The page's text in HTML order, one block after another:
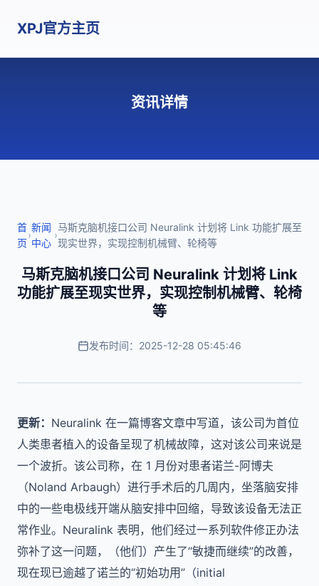
XPJ官方主页
资讯详情
首
页
›
新闻
中心
›
马斯克脑机接口公司 Neuralink 计划将 Link 功能扩展至
现实世界，实现控制机械臂、轮椅等
马斯克脑机接口公司 Neuralink 计划将 Link
功能扩展至现实世界，实现控制机械臂、轮椅
等
发布时间：2025-12-28 05:45:46
更新： Neuralink 在一篇博客文章中写道，该公司为首位
人类患者植入的设备呈现了机械故障，这对该公司来说是
一个波折。该公司称，在 1 月份对患者诺兰-阿博夫
（Noland Arbaugh）进行手术后的几周内，坐落脑安排
中的一些电极线开端从脑安排中回缩，导致该设备无法正
常作业。Neuralink 表明，他们经过一系列软件修正办法
弥补了这一问题，（他们）产生了“敏捷而继续”的改善，
现在现已逾越了诺兰的“初始功用”（initial